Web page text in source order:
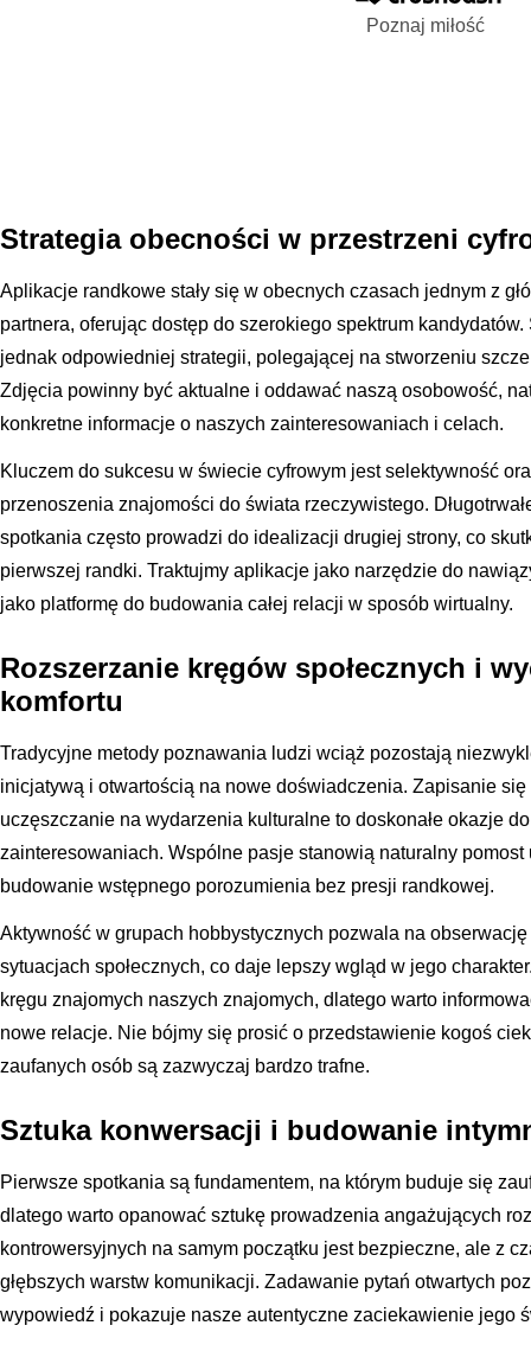
Poznaj miłość
Strategia obecności w przestrzeni
Aplikacje randkowe stały się w obecnych czasach jednym z
partnera, oferując dostęp do szerokiego spektrum
jednak odpowiedniej strategii, polegającej na stworzeniu
Zdjęcia powinny być aktualne i oddawać naszą osobowość,
konkretne informacje o naszych zainteresowaniach i celach.
Kluczem do sukcesu w świecie cyfrowym jest selektywność
przenoszenia znajomości do świata rzeczywistego.
spotkania często prowadzi do idealizacji drugiej strony, co
pierwszej randki. Traktujmy aplikacje jako narzędzie do
jako platformę do budowania całej relacji w sposób wirtualny.
Rozszerzanie kręgów społecznych i
komfortu
Tradycyjne metody poznawania ludzi wciąż pozostają
inicjatywą i otwartością na nowe doświadczenia. Zapisanie
uczęszczanie na wydarzenia kulturalne to doskonałe okazje
zainteresowaniach. Wspólne pasje stanowią naturalny
budowanie wstępnego porozumienia bez presji randkowej.
Aktywność w grupach hobbystycznych pozwala na
sytuacjach społecznych, co daje lepszy wgląd w jego
kręgu znajomych naszych znajomych, dlatego warto
nowe relacje. Nie bójmy się prosić o przedstawienie kogoś
zaufanych osób są zazwyczaj bardzo trafne.
Sztuka konwersacji i budowanie
Pierwsze spotkania są fundamentem, na którym buduje się
dlatego warto opanować sztukę prowadzenia angażujących
kontrowersyjnych na samym początku jest bezpieczne, ale z
głębszych warstw komunikacji. Zadawanie pytań otwartych
wypowiedź i pokazuje nasze autentyczne zaciekawienie jego